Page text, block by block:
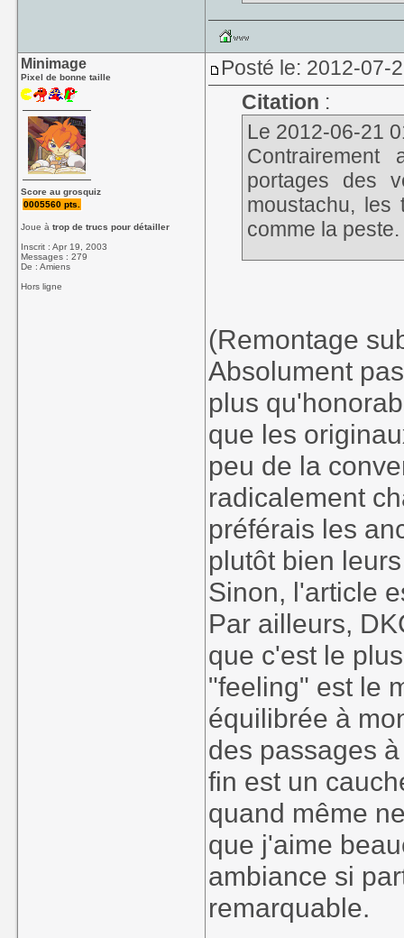
Minimage
Pixel de bonne taille
Score au grosquiz
0005560 pts.
Joue àtrop de trucs pour détailler
Inscrit : Apr 19, 2003
Messages : 279
De : Amiens
Hors ligne
Posté le: 2012-07-
Citation :
Le 2012-06-21
portages des
moustachu,
comme la peste.
nom pour en
(Remontage
Absolument
plus
que les
peu de la
radicalement
préférais les
plutôt bien
Sinon, l'article
Par ailleurs,
que c'est le
"feeling" est le
équilibrée à
des passages
fin est un
quand même
que j'aime
ambiance si
remarquable.